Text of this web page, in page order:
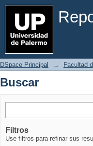
Buscar
DSpace Principal → Facultad
Buscar
Filtros
Use filtros para refinar sus